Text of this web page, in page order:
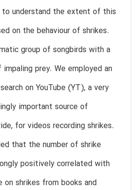
to understand the extent of this
on the behaviour of shrikes.
group of songbirds with a
impaling prey. We employed an
on YouTube (YT), a very
important source of
for videos recording shrikes.
that the number of shrike
positively correlated with
on shrikes from books and